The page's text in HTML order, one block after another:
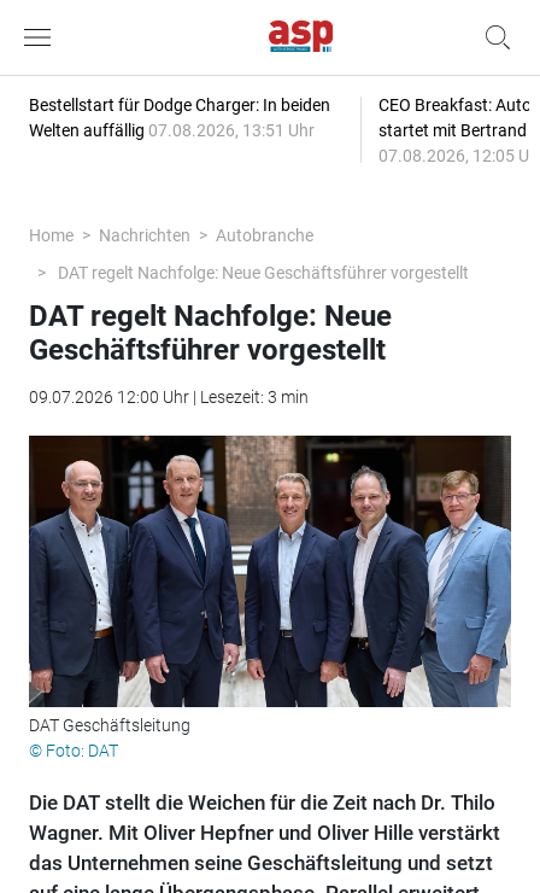
Bestellstart für Dodge Charger: In beiden
Welten auffällig 07.08.2026, 13:51 Uhr
CEO Breakfast:
startet mit Bertrand
07.08.2026, 12:05
Home Nachrichten
Autobranche
DAT regelt Nachfolge: Neue Geschäftsführer vorgestellt
DAT regelt Nachfolge: Neue
Geschäftsführer vorgestellt
09.07.2026 12:00 Uhr | Lesezeit: 3 min
DAT Geschäftsleitung
© Foto: DAT
Die DAT stellt die Weichen für die Zeit nach Dr. Thilo
Wagner. Mit Oliver Hepfner und Oliver Hille verstärkt
das Unternehmen seine Geschäftsleitung und setzt